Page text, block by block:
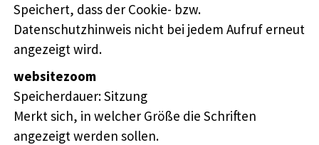
Speichert, dass der Cookie- bzw.
Datenschutzhinweis nicht bei jedem Aufruf erneut
angezeigt wird.
websitezoom
Speicherdauer Sitzung
Merkt sich, in welcher Größe die Schriften
angezeigt werden sollen.